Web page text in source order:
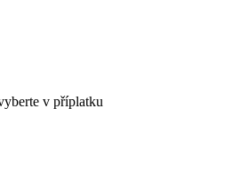
v příplatku